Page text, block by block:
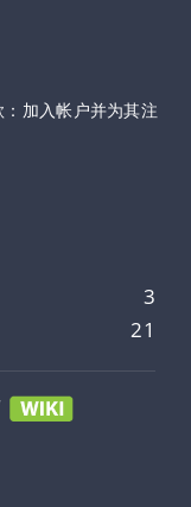
加入帐户并为其注
3
21